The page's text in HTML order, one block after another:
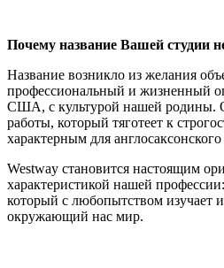
Почему название Вашей студии
Название возникло из желания
профессиональный и жизненный
США, с культурой нашей родины.
работы, который тяготеет к
характерным для
Westway становится настоящим
характеристикой нашей профессии:
который с любопытством изучает
окружающий нас мир.